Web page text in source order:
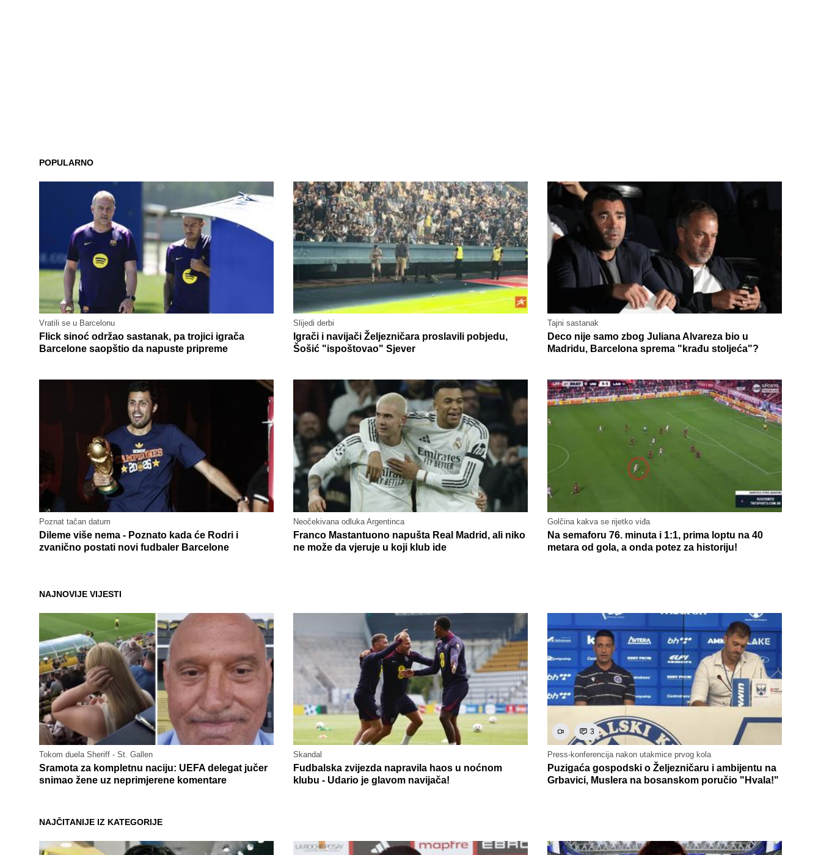
POPULARNO
Vratili se u Barcelonu
Flick sinoć održao sastanak, pa trojici igrača
Barcelone saopštio da napuste pripreme
Slijedi derbi
Igrači i navijači Željezničara proslavili pobjedu,
Šošić "ispoštovao" Sjever
Tajni sastanak
Deco nije samo zbog Juliana Alvareza bio u
Madridu, Barcelona sprema "krađu stoljeća"?
Poznat tačan datum
Dileme više nema - Poznato kada će Rodri i
zvanično postati novi fudbaler Barcelone
Neočekivana odluka Argentinca
Franco Mastantuono napušta Real Madrid, ali niko
ne može da vjeruje u koji klub ide
Golčina kakva se rijetko viđa
Na semaforu 76. minuta i 1:1, prima loptu na 40
metara od gola, a onda potez za historiju!
NAJNOVIJE VIJESTI
Tokom duela Sheriff - St. Gallen
Sramota za kompletnu naciju: UEFA delegat jučer
snimao žene uz neprimjerene komentare
Skandal
Fudbalska zvijezda napravila haos u noćnom
klubu - Udario je glavom navijača!
3
Press-konferencija nakon utakmice prvog kola
Puzigaća gospodski o Željezničaru i ambijentu na
Grbavici, Muslera na bosanskom poručio "Hvala!"
NAJČITANIJE IZ KATEGORIJE